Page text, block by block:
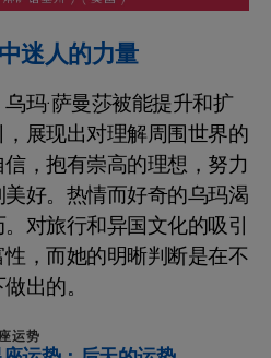
迷人的力量
玛·萨曼莎被能提升和扩
展现出对理解周围世界的
，抱有崇高的理想，努力
好。热情而好奇的乌玛渴
对旅行和异国文化的吸引
，而她的明晰判断是在不
出的。
运势